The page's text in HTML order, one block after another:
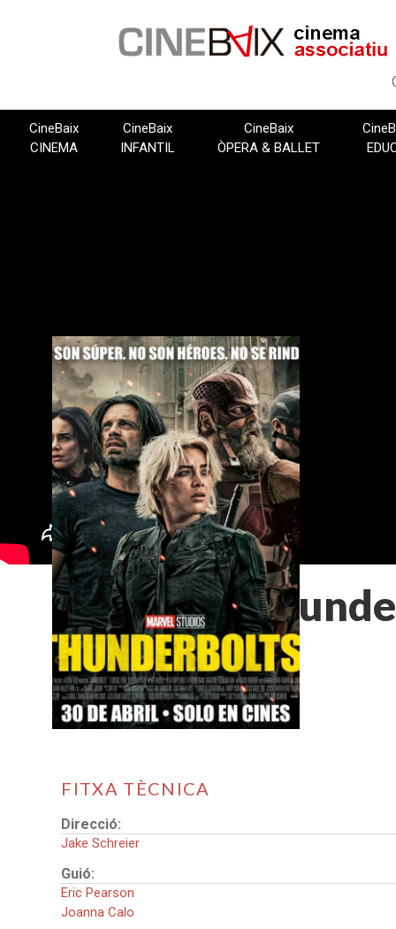
CineBaix
CINEMA
CineBaix
INFANTIL
CineBaix
ÒPERA & BALLET
FITXA TÈCNICA
Direcció:
Jake Schreier
Guió:
Eric Pearson
Joanna Calo